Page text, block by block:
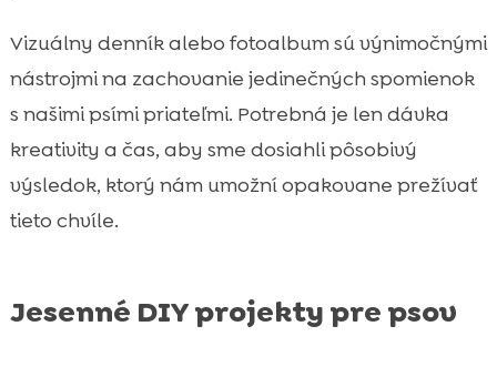
Vizuálny denník alebo fotoalbum sú výnimočnými
nástrojmi na zachovanie jedinečných spomienok
s našimi psími priateľmi. Potrebná je len dávka
kreativity a čas, aby sme dosiahli pôsobivý
výsledok, ktorý nám umožní opakovane prežívať
tieto chvíle.
Jesenné DIY projekty pre psov